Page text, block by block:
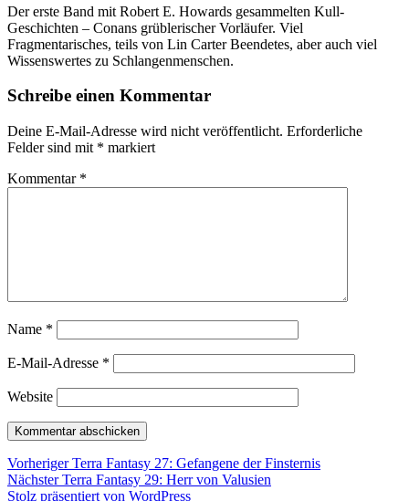
Der erste Band mit Robert E. Howards gesammelten Kull-
Geschichten – Conans grüblerischer Vorläufer. Viel
Fragmentarisches, teils von Lin Carter Beendetes, aber auch viel
Wissenswertes zu Schlangenmenschen.
Schreibe einen Kommentar
Deine E-Mail-Adresse wird nicht veröffentlicht. Erforderliche
Felder sind mit * markiert
Kommentar *
Name *
E-Mail-Adresse *
Website
Beitragsnavigation
Vorheriger Vorheriger
Beitrag:
Terra Fantasy 27: Gefangene der Finsternis
Nächster Nächster
Beitrag:
Terra Fantasy 29: Herr von Valusien
Stolz präsentiert von WordPress